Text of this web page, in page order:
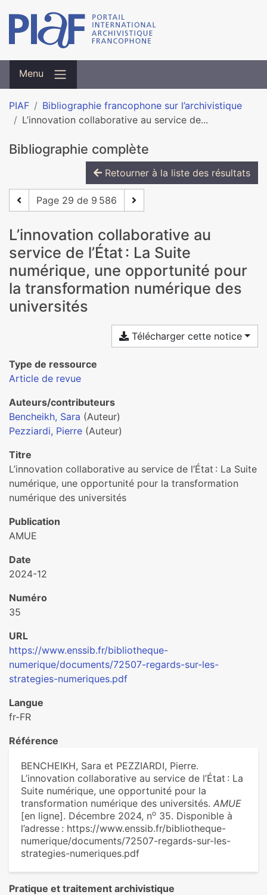
Menu
PIAF
Bibliographie francophone sur l’archivistique
L’innovation collaborative au service de...
Bibliographie complète
Retourner à la liste des résultats
Page 29 de 9 586
L’innovation collaborative au
service de l’État : La Suite
numérique, une opportunité pour
la transformation numérique des
universités
Télécharger cette notice
Type de ressource
Article de revue
Auteurs/contributeurs
Bencheikh, Sara (Auteur)
Pezziardi, Pierre (Auteur)
Titre
L’innovation collaborative au service de l’État : La Suite
numérique, une opportunité pour la transformation
numérique des universités
Publication
AMUE
Date
2024-12
Numéro
35
URL
https://www.enssib.fr/bibliotheque-
numerique/documents/72507-regards-sur-les-
strategies-numeriques.pdf
Langue
fr-FR
Référence
BENCHEIKH, Sara et PEZZIARDI, Pierre.
L’innovation collaborative au service de l’État : La
Suite numérique, une opportunité pour la
transformation numérique des universités. AMUE
[en ligne]. Décembre 2024, no 35. Disponible à
l’adresse : https://www.enssib.fr/bibliotheque-
numerique/documents/72507-regards-sur-les-
strategies-numeriques.pdf
Pratique et traitement archivistique